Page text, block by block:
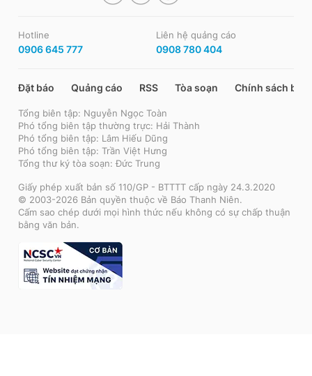
Hotline
0906 645 777
Liên hệ quảng cáo
0908 780 404
Đặt báo Quảng cáo RSS Tòa soạn Chính sách bảo
Tổng biên tập: Nguyễn Ngọc Toàn
Phó tổng biên tập thường trực: Hải Thành
Phó tổng biên tập: Lâm Hiếu Dũng
Phó tổng biên tập: Trần Việt Hưng
Tổng thư ký tòa soạn: Đức Trung
Giấy phép xuất bản số 110/GP - BTTTT cấp ngày 24.3.2020
© 2003-2026 Bản quyền thuộc về Báo Thanh Niên.
Cấm sao chép dưới mọi hình thức nếu không có sự chấp thuận
bằng văn bản.